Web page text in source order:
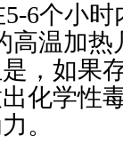
6个小
高温加热
，如果
化学性
。